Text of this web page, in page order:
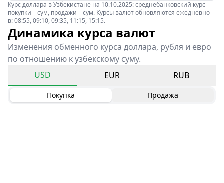
Курс доллара в Узбекистане на 10.10.2025: среднебанковский курс
покупки – сум, продажи – сум. Курсы валют обновляются ежедневно
в: 08:55, 09:10, 09:35, 11:15, 15:15.
Динамика курса валют
Изменения обменного курса доллара, рубля и евро
по отношению к узбекскому суму.
USD
EUR RUB
Покупка Продажа